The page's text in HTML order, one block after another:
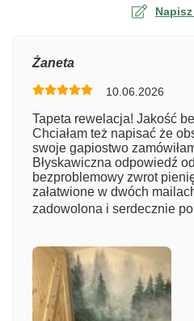
Numer zamówienia
Imię
Żaneta
10.06.2026
Tapeta rewelacja! Jakość
Chciałam też napisać że
swoje gapiostwo
Błyskawiczna odpowiedź
bezproblemowy zwrot
załatwione w dwóch
zadowolona i serdecznie